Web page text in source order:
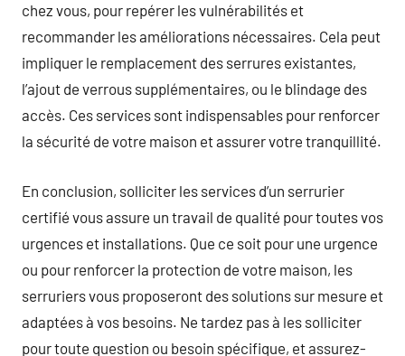
chez vous, pour repérer les vulnérabilités et
recommander les améliorations nécessaires. Cela peut
impliquer le remplacement des serrures existantes,
l’ajout de verrous supplémentaires, ou le blindage des
accès. Ces services sont indispensables pour renforcer
la sécurité de votre maison et assurer votre tranquillité.
En conclusion, solliciter les services d’un serrurier
certifié vous assure un travail de qualité pour toutes vos
urgences et installations. Que ce soit pour une urgence
ou pour renforcer la protection de votre maison, les
serruriers vous proposeront des solutions sur mesure et
adaptées à vos besoins. Ne tardez pas à les solliciter
pour toute question ou besoin spécifique, et assurez-